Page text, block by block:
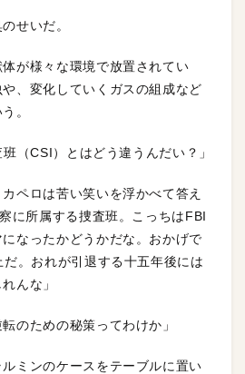
せいだ。
が様々な環境で放置されてい
、変化していくガスの組成など
。
（CSI）とはどう違うんだい？」
カペロは苦い笑いを浮かべて答え
に所属する捜査班。こっちはFBI
なったかどうかだな。おかげで
。おれが引退する十五年後には
んな」
のための秘策ってわけか」
ミンのケースをテーブルに置い